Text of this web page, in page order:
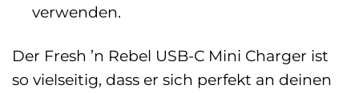
verwenden.
Der Fresh ’n Rebel USB-C Mini Charger ist
so vielseitig, dass er sich perfekt an deinen